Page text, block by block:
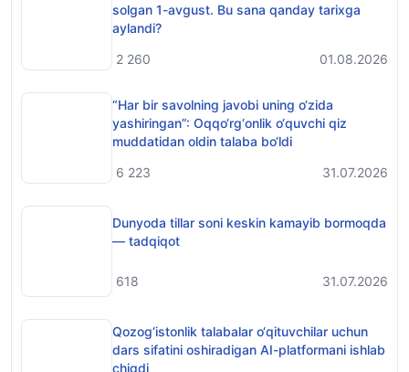
solgan 1-avgust. Bu sana qanday tarixga
aylandi?
2 260
01.08.2026
“Har bir savolning javobi uning o‘zida
yashiringan”: Oqqo‘rg‘onlik o‘quvchi qiz
muddatidan oldin talaba bo‘ldi
6 223
31.07.2026
Dunyoda tillar soni keskin kamayib bormoqda
— tadqiqot
618 31.07.2026
Qozog‘istonlik talabalar o‘qituvchilar uchun
dars sifatini oshiradigan AI-platformani ishlab
chiqdi